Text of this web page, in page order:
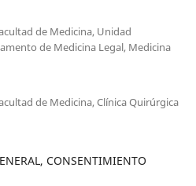
de Medicina, Unidad
de Medicina Legal, Medicina
de Medicina, Clínica Quirúrgica
CONSENTIMIENTO